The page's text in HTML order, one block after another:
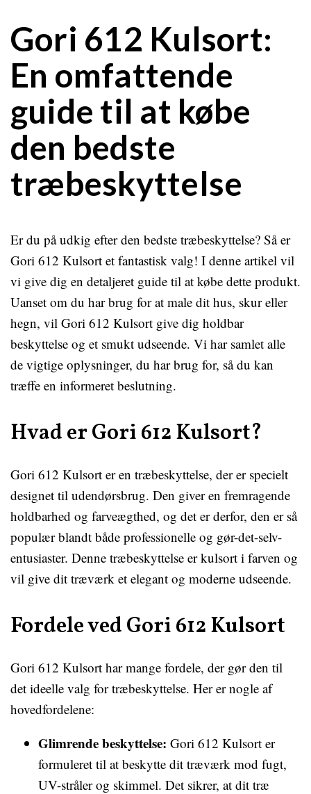
Gori 612 Kulsort:
En omfattende
guide til at købe
den bedste
træbeskyttelse
Er du på udkig efter den bedste træbeskyttelse? Så er
Gori 612 Kulsort et fantastisk valg! I denne artikel vil
vi give dig en detaljeret guide til at købe dette produkt.
Uanset om du har brug for at male dit hus, skur eller
hegn, vil Gori 612 Kulsort give dig holdbar
beskyttelse og et smukt udseende. Vi har samlet alle
de vigtige oplysninger, du har brug for, så du kan
træffe en informeret beslutning.
Hvad er Gori 612 Kulsort?
Gori 612 Kulsort er en træbeskyttelse, der er specielt
designet til udendørsbrug. Den giver en fremragende
holdbarhed og farveægthed, og det er derfor, den er så
populær blandt både professionelle og gør-det-selv-
entusiaster. Denne træbeskyttelse er kulsort i farven og
vil give dit træværk et elegant og moderne udseende.
Fordele ved Gori 612 Kulsort
Gori 612 Kulsort har mange fordele, der gør den til
det ideelle valg for træbeskyttelse. Her er nogle af
hovedfordelene:
Glimrende beskyttelse: Gori 612 Kulsort er
formuleret til at beskytte dit træværk mod fugt,
UV-stråler og skimmel. Det sikrer, at dit træ